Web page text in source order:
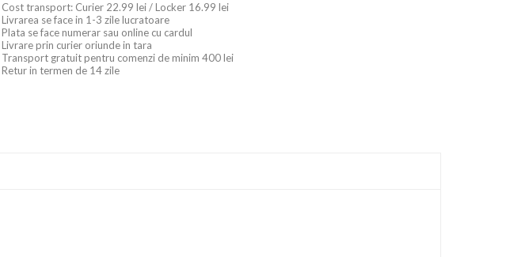
Cost transport: Curier 22.99 lei / Locker 16.99 lei
Livrarea se face in 1-3 zile lucratoare
Plata se face numerar sau online cu cardul
Livrare prin curier oriunde in tara
Transport gratuit pentru comenzi de minim 400 lei
Retur in termen de 14 zile